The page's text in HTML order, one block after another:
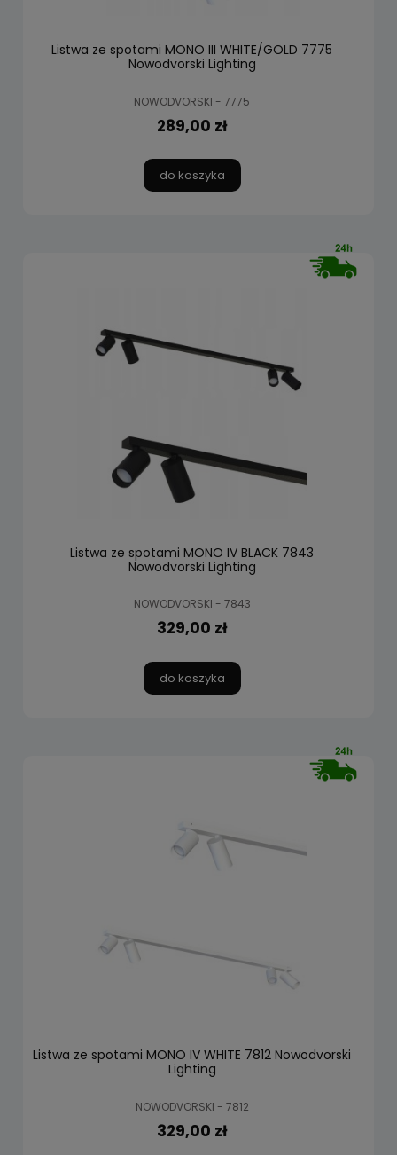
Listwa ze spotami MONO III WHITE/GOLD 7775
Nowodvorski Lighting
NOWODVORSKI - 7775
289,00 zł
do koszyka
Listwa ze spotami MONO IV BLACK 7843
Nowodvorski Lighting
NOWODVORSKI - 7843
329,00 zł
do koszyka
Listwa ze spotami MONO IV WHITE 7812 Nowodvorski
Lighting
NOWODVORSKI - 7812
329,00 zł